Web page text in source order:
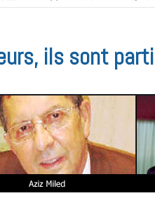
ils sont